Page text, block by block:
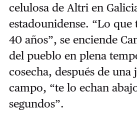
celulosa de Altri en
estadounidense. “Lo que
40 años”, se enciende
del pueblo en plena
cosecha, después de una
campo, “te lo echan
segundos”.